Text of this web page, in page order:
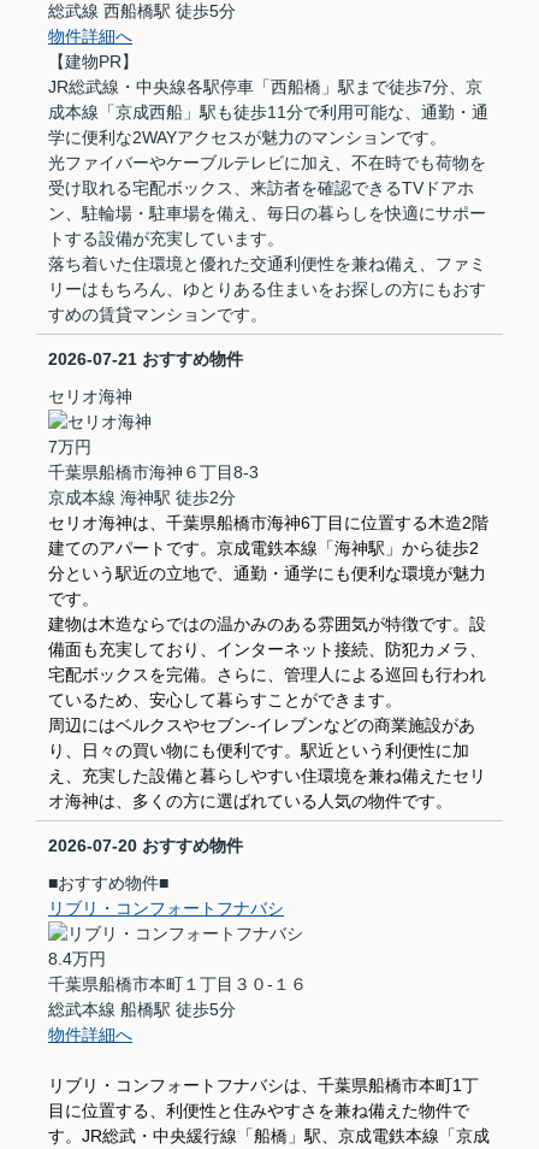
総武線 西船橋駅 徒歩5分
物件詳細へ
【建物PR】
JR総武線・中央線各駅停車「西船橋」駅まで徒歩7分、京
成本線「京成西船」駅も徒歩11分で利用可能な、通勤・通
学に便利な2WAYアクセスが魅力のマンションです。
光ファイバーやケーブルテレビに加え、不在時でも荷物を
受け取れる宅配ボックス、来訪者を確認できるTVドアホ
ン、駐輪場・駐車場を備え、毎日の暮らしを快適にサポー
トする設備が充実しています。
落ち着いた住環境と優れた交通利便性を兼ね備え、ファミ
リーはもちろん、ゆとりある住まいをお探しの方にもおす
すめの賃貸マンションです。
2026-07-21 おすすめ物件
セリオ海神
7万円
千葉県船橋市海神６丁目8-3
京成本線 海神駅 徒歩2分
セリオ海神は、千葉県船橋市海神6丁目に位置する木造2階
建てのアパートです。京成電鉄本線「海神駅」から徒歩2
分という駅近の立地で、通勤・通学にも便利な環境が魅力
です。
建物は木造ならではの温かみのある雰囲気が特徴です。設
備面も充実しており、インターネット接続、防犯カメラ、
宅配ボックスを完備。さらに、管理人による巡回も行われ
ているため、安心して暮らすことができます。
周辺にはベルクスやセブン-イレブンなどの商業施設があ
り、日々の買い物にも便利です。駅近という利便性に加
え、充実した設備と暮らしやすい住環境を兼ね備えたセリ
オ海神は、多くの方に選ばれている人気の物件です。
2026-07-20 おすすめ物件
■おすすめ物件■
リブリ・コンフォートフナバシ
8.4万円
千葉県船橋市本町１丁目３０-１６
総武本線 船橋駅 徒歩5分
物件詳細へ
リブリ・コンフォートフナバシは、千葉県船橋市本町1丁
目に位置する、利便性と住みやすさを兼ね備えた物件で
す。JR総武・中央緩行線「船橋」駅、京成電鉄本線「京成